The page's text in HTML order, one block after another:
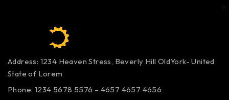
Address: 1234 Heaven Stress, Beverly Hill OldYork- United
State of Lorem
Phone: 1234 5678 5576 – 4657 4657 4656